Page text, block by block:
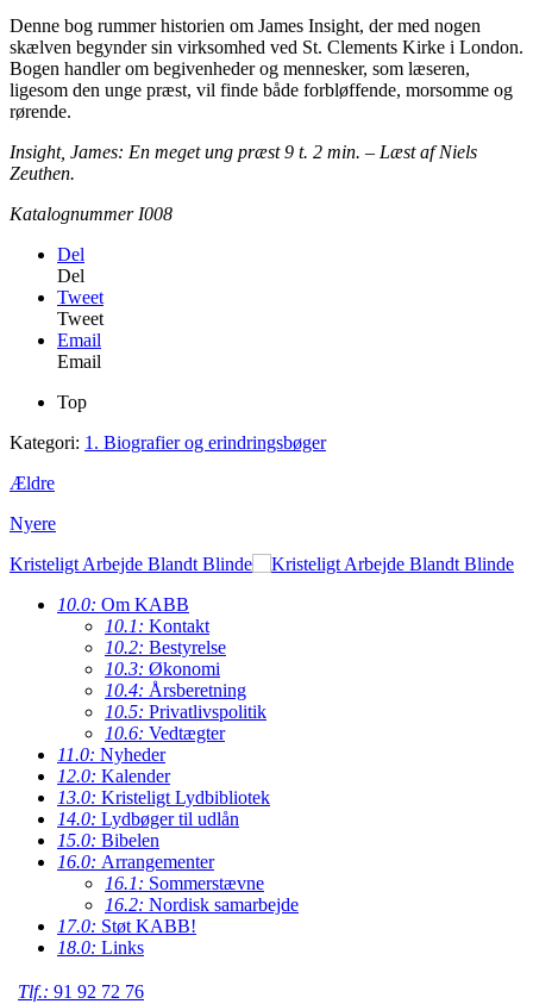
Denne bog rummer historien om James Insight, der med nogen
skælven begynder sin virksomhed ved St. Clements Kirke i London.
Bogen handler om begivenheder og mennesker, som læseren,
ligesom den unge præst, vil finde både forbløffende, morsomme og
rørende.
Insight, James: En meget ung præst 9 t. 2 min. – Læst af Niels
Zeuthen.
Katalognummer I008
Del
Del
Tweet
Tweet
Email
Email
Top
Kategori: 1. Biografier og erindringsbøger
Ældre
Nyere
Kristeligt Arbejde Blandt Blinde
10.0: Om KABB
10.1: Kontakt
10.2: Bestyrelse
10.3: Økonomi
10.4: Årsberetning
10.5: Privatlivspolitik
10.6: Vedtægter
11.0: Nyheder
12.0: Kalender
13.0: Kristeligt Lydbibliotek
14.0: Lydbøger til udlån
15.0: Bibelen
16.0: Arrangementer
16.1: Sommerstævne
16.2: Nordisk samarbejde
17.0: Støt KABB!
18.0: Links
Tlf.: 91 92 72 76